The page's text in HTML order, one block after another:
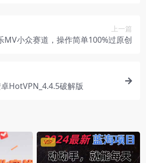
上一篇
MV小众赛道，操作简单100%过原创
HotVPN_4.4.5破解版
VIP